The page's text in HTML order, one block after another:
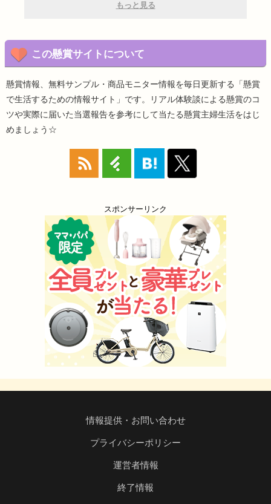
もっと見る
この懸賞サイトについて
懸賞情報、無料サンプル・商品モニター情報を毎日更新する「懸賞
で生活するための情報サイト」です。リアル体験談による懸賞のコ
ツや実際に届いた当選報告を参考にして当たる懸賞主婦生活をはじ
めましょう☆
スポンサーリンク
情報提供・お問い合わせ
プライバシーポリシー
運営者情報
終了情報